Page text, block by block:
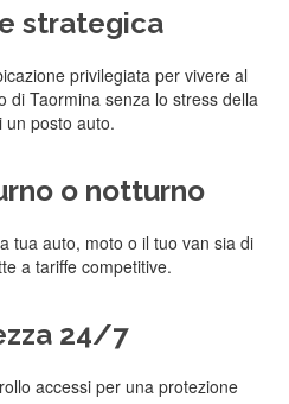
strategica
privilegiata per vivere al
di Taormina senza lo stress della
un posto auto.
o notturno
tua auto, moto o il tuo van sia di
a tariffe competitive.
24/7
accessi per una protezione